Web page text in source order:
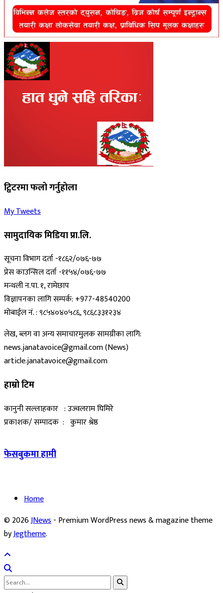
ट्विटरमा फलो गर्नुहोला
My Tweets
सामुदायिक मिडिया प्रा.लि.
सूचना विभाग दर्ता -१८६२/०७६-७७
प्रेस काउन्सिल दर्ता -११५४/०७६-७७
मन्थली न.पा. १, रामेछाप
विज्ञापनका लागि सम्पर्क: +977-48540200
मोबाईल नं. : ९८५४०४०५८६, ९८६८३३१२३४
लेख, ब्लग वा अन्य समाचारमुलक सामग्रीका लागि:
news.janatavoice@gmail.com (News)
article.janatavoice@gmail.com
हाम्रो टिम
कानुनी सल्लाहकार : उज्वलराम घिमिरे
प्रकाशक/ सम्पादक : कुमार श्रेष्ठ
फेसबुकमा हामी
Home
© 2026JNews- Premium WordPress news & magazine theme
byJegtheme.